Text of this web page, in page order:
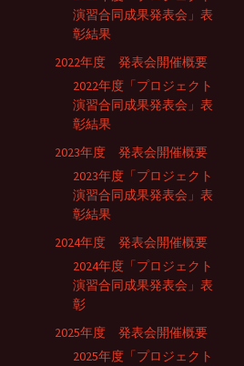
演習合同成果発表会」表
彰結果
2022年度 発表会開催概要
2022年度「プロジェクト
演習合同成果発表会」表
彰結果
2023年度 発表会開催概要
2023年度「プロジェクト
演習合同成果発表会」表
彰結果
2024年度 発表会開催概要
2024年度「プロジェクト
演習合同成果発表会」表
彰
2025年度 発表会開催概要
2025年度「プロジェクト